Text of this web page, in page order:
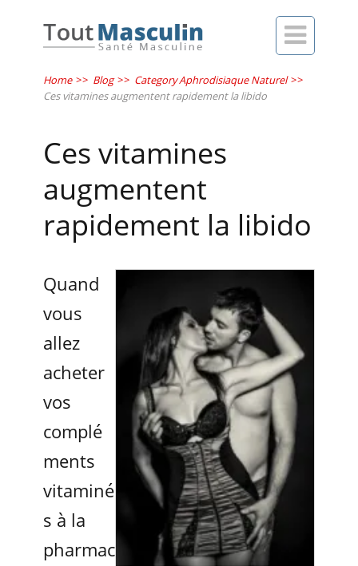

Home >> Blog >> Category Aphrodisiaque Naturel >>
Ces vitamines augmentent rapidement la libido
Ces vitamines
augmentent
rapidement la libido
Quand
vous
allez
acheter
vos
complé
ments
vitaminé
s à la
pharmac